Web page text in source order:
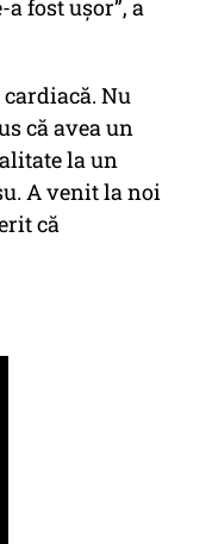
fost ușor”, a
Nu
că avea un
la un
A venit la noi
că